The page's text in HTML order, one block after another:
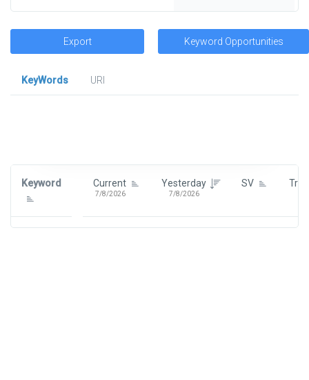
Export Keyword Opportunities
KeyWords
URl
Keyword Current
7/8/2026
Yesterday
7/8/2026
SV